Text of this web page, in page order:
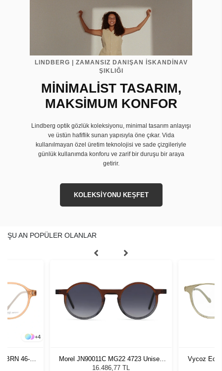
LINDBERG | ZAMANSIZ DANIŞAN İSKANDİNAV
ŞIKLIĞI
MİNİMALİST TASARIM,
MAKSİMUM KONFOR
Lindberg optik gözlük koleksiyonu, minimal tasarım anlayışı
ve üstün hafiflik sunan yapısıyla öne çıkar. Vida
kullanılmayan özel üretim teknolojisi ve sade çizgileriyle
günlük kullanımda konforu ve zarif bir duruşu bir araya
getirir.
KOLEKSİYONU KEŞFET
ŞU AN POPÜLER OLANLAR
+4
46-19
Morel JN90011C MG22 4723 Unisex
Güneş Gözlüğü
16.486,77 TL
Vycoz